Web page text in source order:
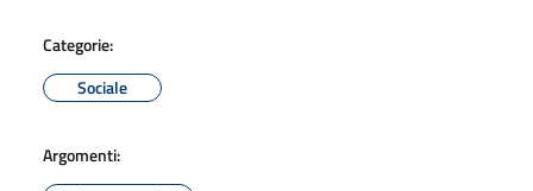
Categorie:
Sociale
Argomenti: